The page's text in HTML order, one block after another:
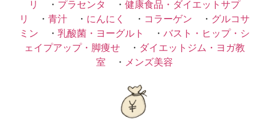
リ ・ プラセンタ ・ 健康食品・ダイエットサプ
リ
・ 青汁 ・ にんにく ・ コラーゲン ・ グルコサ
ミン ・ 乳酸菌・ヨーグルト ・ バスト・ヒップ・シ
ェイプアップ・脚痩せ ・ ダイエットジム・ヨガ教
室 ・ メンズ美容